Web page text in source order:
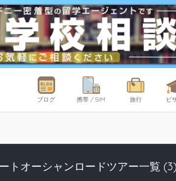
ブログ 携帯 / SIM 旅行 ビ
トオーシャンロードツアー一覧 (3)